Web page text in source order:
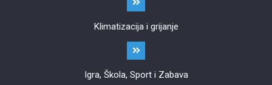
Klimatizacija i grijanje
Igra, Škola, Sport i Zabava